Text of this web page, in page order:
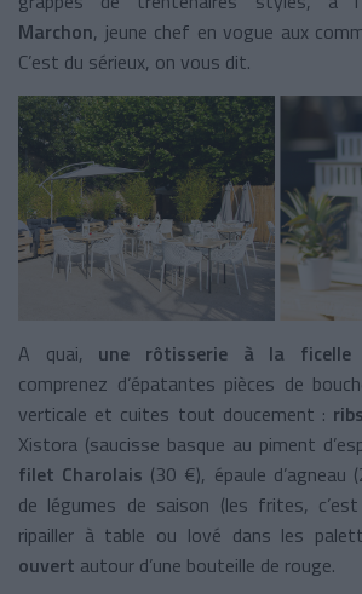
Marchon, jeune chef en vogue aux
C’est du sérieux, on vous dit.
A quai, une rôtisserie à la ficelle
comprenez d’épatantes pièces de
verticale et cuites tout doucement :
Xistora (saucisse basque au piment
filet Charolais (30 €), épaule d’agneau
de légumes de saison (les frites,
ripailler à table ou lové dans les
ouvert autour d’une bouteille de rouge.